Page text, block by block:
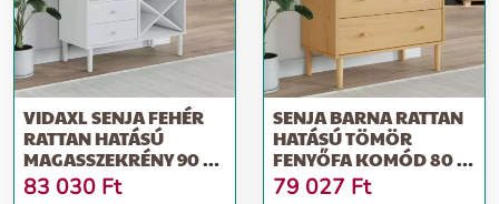
VIDAXL SENJA FEHÉR
RATTAN HATÁSÚ
MAGASSZEKRÉNY 90 X
40 X 112 CM
83 030 Ft
SENJA BARNA RATTAN
HATÁSÚ TÖMÖR
FENYŐFA KOMÓD 80 X
40 X 80 CM
79 027 Ft